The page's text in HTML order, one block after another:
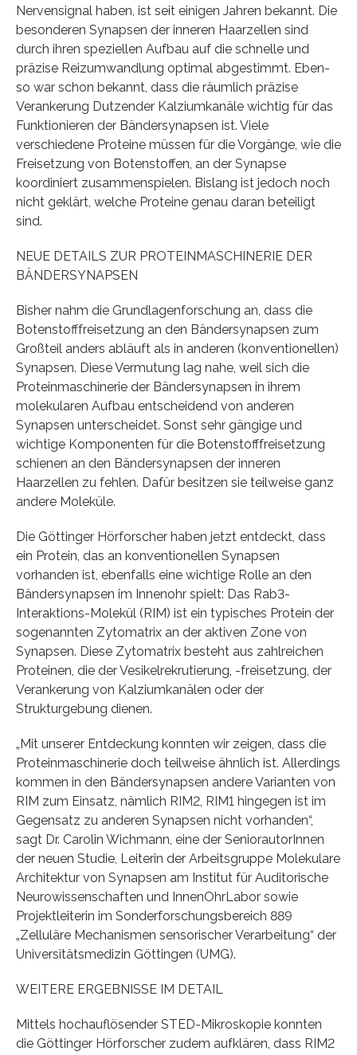
Nervensignal haben, ist seit einigen Jahren bekannt. Die
besonderen Synapsen der inneren Haarzellen sind
durch ihren speziellen Aufbau auf die schnelle und
präzise Reizumwandlung optimal abgestimmt. Eben-
so war schon bekannt, dass die räumlich präzise
Verankerung Dutzender Kalziumkanäle wichtig für das
Funktionieren der Bändersynapsen ist. Viele
verschiedene Proteine müssen für die Vorgänge, wie die
Freisetzung von Botenstoffen, an der Synapse
koordiniert zusammenspielen. Bislang ist jedoch noch
nicht geklärt, welche Proteine genau daran beteiligt
sind.
NEUE DETAILS ZUR PROTEINMASCHINERIE DER
BÄNDERSYNAPSEN
Bisher nahm die Grundlagenforschung an, dass die
Botenstofffreisetzung an den Bändersynapsen zum
Großteil anders abläuft als in anderen (konventionellen)
Synapsen. Diese Vermutung lag nahe, weil sich die
Proteinmaschinerie der Bändersynapsen in ihrem
molekularen Aufbau entscheidend von anderen
Synapsen unterscheidet. Sonst sehr gängige und
wichtige Komponenten für die Botenstofffreisetzung
schienen an den Bändersynapsen der inneren
Haarzellen zu fehlen. Dafür besitzen sie teilweise ganz
andere Moleküle.
Die Göttinger Hörforscher haben jetzt entdeckt, dass
ein Protein, das an konventionellen Synapsen
vorhanden ist, ebenfalls eine wichtige Rolle an den
Bändersynapsen im Innenohr spielt: Das Rab3-
Interaktions-Molekül (RIM) ist ein typisches Protein der
sogenannten Zytomatrix an der aktiven Zone von
Synapsen. Diese Zytomatrix besteht aus zahlreichen
Proteinen, die der Vesikelrekrutierung, -freisetzung, der
Verankerung von Kalziumkanälen oder der
Strukturgebung dienen.
„Mit unserer Entdeckung konnten wir zeigen, dass die
Proteinmaschinerie doch teilweise ähnlich ist. Allerdings
kommen in den Bändersynapsen andere Varianten von
RIM zum Einsatz, nämlich RIM2, RIM1 hingegen ist im
Gegensatz zu anderen Synapsen nicht vorhanden“,
sagt Dr. Carolin Wichmann, eine der SeniorautorInnen
der neuen Studie, Leiterin der Arbeitsgruppe Molekulare
Architektur von Synapsen am Institut für Auditorische
Neurowissenschaften und InnenOhrLabor sowie
Projektleiterin im Sonderforschungsbereich 889
„Zelluläre Mechanismen sensorischer Verarbeitung“ der
Universitätsmedizin Göttingen (UMG).
WEITERE ERGEBNISSE IM DETAIL
Mittels hochauflösender STED-Mikroskopie konnten
die Göttinger Hörforscher zudem aufklären, dass RIM2